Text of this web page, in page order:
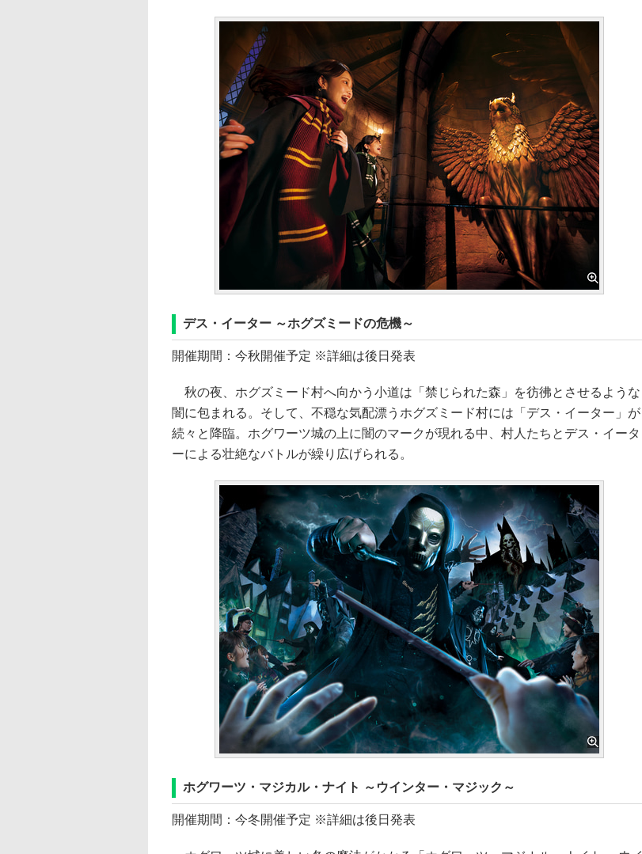
デス・イーター ～ホグズミードの危機～
開催期間：今秋開催予定 ※詳細は後日発表
秋の夜、ホグズミード村へ向かう小道は「禁じられた森」を彷彿とさせるような
闇に包まれる。そして、不穏な気配漂うホグズミード村には「デス・イーター」が
続々と降臨。ホグワーツ城の上に闇のマークが現れる中、村人たちとデス・イータ
ーによる壮絶なバトルが繰り広げられる。
ホグワーツ・マジカル・ナイト ～ウインター・マジック～
開催期間：今冬開催予定 ※詳細は後日発表